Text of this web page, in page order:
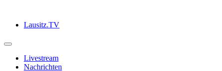
springenLausitz.TV
Toggle
NavigationLivestream
Nachrichten